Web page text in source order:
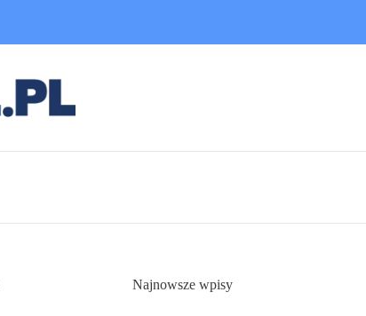
Najnowsze wpisy